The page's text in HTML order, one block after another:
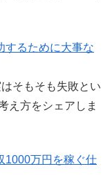
するために大事な
そもそも失敗とい
え方をシェアしま
1000万円を稼ぐ仕